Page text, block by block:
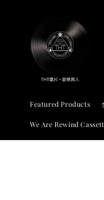
Featured Products
We Are Rewind